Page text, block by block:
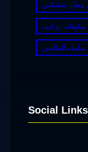
مطار سفنكس
مكيفات تركيب
مكيف الملابس
Social Links